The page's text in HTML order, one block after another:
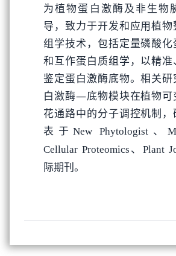
为植物蛋白激酶及非生物
导，致力于开发和应用植
组学技术，包括定量磷酸化
和互作蛋白质组学，以精
鉴定蛋白激酶底物。相关
白激酶—底物模块在植物可
花通路中的分子调控机制，
表于New Phytologist、
Cellular Proteomics、Plant
际期刊。